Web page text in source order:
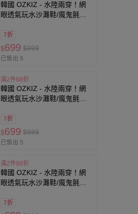
韓國 OZKIZ - 水陸兩穿！網
眼透氣玩水沙灘鞋/魔鬼氈懶
7折
$699 $999
已售出 6
滿2件88折
韓國 OZKIZ - 水陸兩穿！網
眼透氣玩水沙灘鞋/魔鬼氈懶
7折
$699 $999
已售出 5
滿2件88折
韓國 OZKIZ - 水陸兩穿！網
眼透氣玩水沙灘鞋/魔鬼氈懶
7折